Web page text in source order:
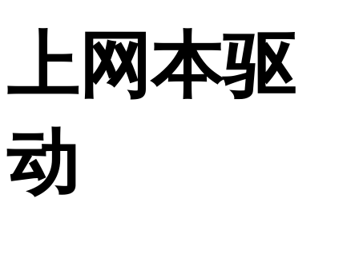
上网本驱
动